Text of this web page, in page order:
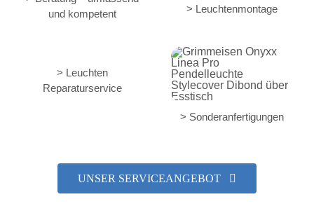
und kompetent
> Leuchtenmontage
> Leuchten
Reparaturservice
> Sonderanfertigungen
UNSER SERVICEANGEBOT